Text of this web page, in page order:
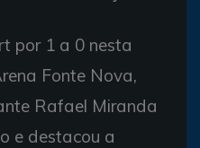
por 1 a 0 nesta
Fonte Nova,
Rafael Miranda
e destacou a